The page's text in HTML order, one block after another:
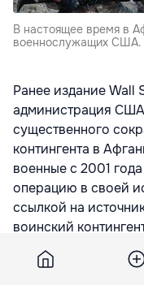
В настоящее время в
военнослужащих США.
Ранее изданиеWall
администрация
существенного
контингента в
военные с 2001
операцию в своей
ссылкой на
воинский
сокращен
военнослужащих,